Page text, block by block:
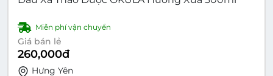
Miễn phí vận chuyển
Giá bán lẻ
260,000đ
Hưng Yên